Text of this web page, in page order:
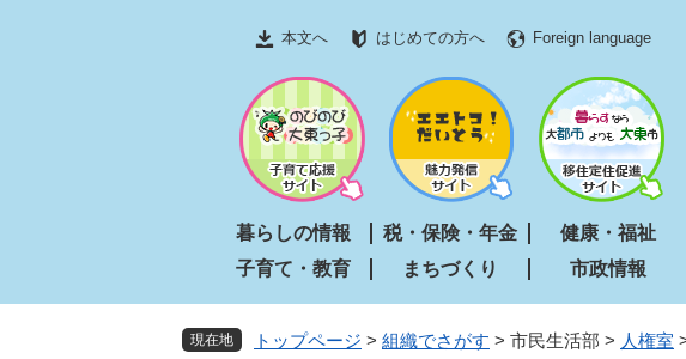
文
本文へ はじめての方へ Foreign language
暮らしの情報 税・保険・年金
健康・福祉
子育て・教育
まちづくり 市政情報
現在地 トップページ > 組織でさがす > 市民生活部 > 人権室